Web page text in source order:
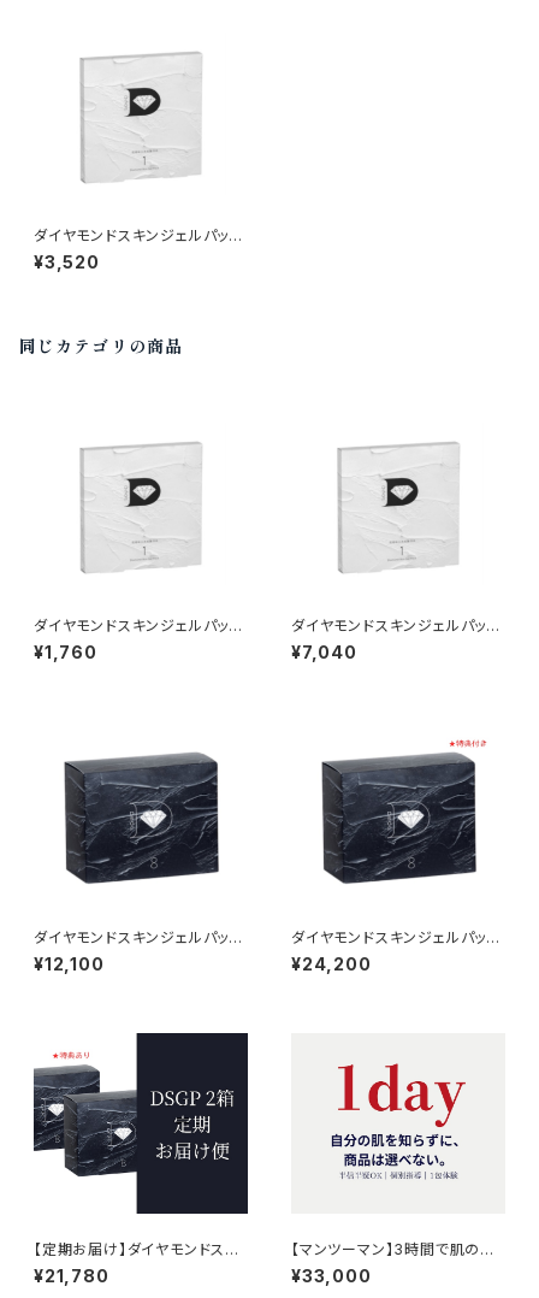
ダイヤモンドスキンジェルパック
（1包入）×２箱 弊社オリジナ
ル｜琉球粘土×炭酸ガスパック
¥3,520
同じカテゴリの商品
ダイヤモンドスキンジェルパック
（1包入）×１箱 弊社オリジナ
ル｜琉球粘土×炭酸ガスパック
¥1,760
ダイヤモンドスキンジェルパック
（1包入）×４箱 弊社オリジナ
ル｜琉球粘土×炭酸ガスパック
¥7,040
ダイヤモンドスキンジェルパック
(8包入)×1箱 弊社オリ
ジナル｜琉球粘土×炭酸ガスパ
¥12,100
ダイヤモンドスキンジェルパック
(8包入)×2箱 弊社オリ
ジナル｜琉球粘土×炭酸ガスパ
¥24,200
【定期お届け】ダイヤモンドスキ
ンジェルパック8包入×2箱 弊
社オリジナル｜琉球粘土×炭酸
¥21,780
【マンツーマン】3時間で肌の変
化を実感する オンラインスキン
ケア講座｜ダイヤモンドスキン
¥33,000